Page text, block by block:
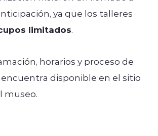
ya que los talleres
limitados.
horarios y proceso de
disponible en el sitio
museo.